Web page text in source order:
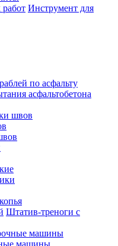
Инструмент для
по асфальту
асфальтобетона
швов
Штатив-треноги с
машины
машины